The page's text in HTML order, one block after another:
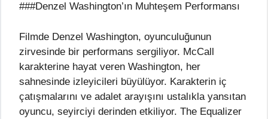
###Denzel Washington’ın Muhteşem Performansı
Filmde Denzel Washington, oyunculuğunun
zirvesinde bir performans sergiliyor. McCall
karakterine hayat veren Washington, her
sahnesinde izleyicileri büyülüyor. Karakterin iç
çatışmalarını ve adalet arayışını ustalıkla yansıtan
oyuncu, seyirciyi derinden etkiliyor. The Equalizer